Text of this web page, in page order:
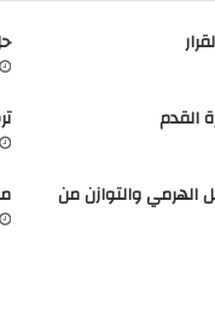
القدم
الهرمي والتوازن من